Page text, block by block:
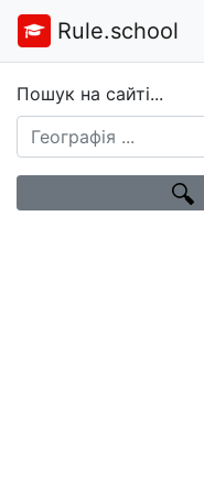
Rule.school
Пошук на сайті...